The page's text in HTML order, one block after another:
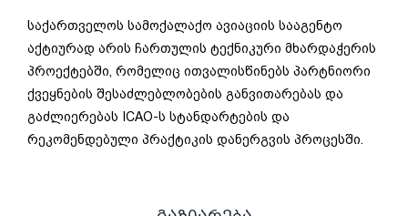
საქართველოს სამოქალაქო ავიაციის სააგენტო
აქტიურად არის ჩართულის ტექნიკური მხარდაჭერის
პროექტებში, რომელიც ითვალისწინებს პარტნიორი
ქვეყნების შესაძლებლობების განვითარებას და
გაძლიერებას ICAO-ს სტანდარტების და
რეკომენდებული პრაქტიკის დანერგვის პროცესში.